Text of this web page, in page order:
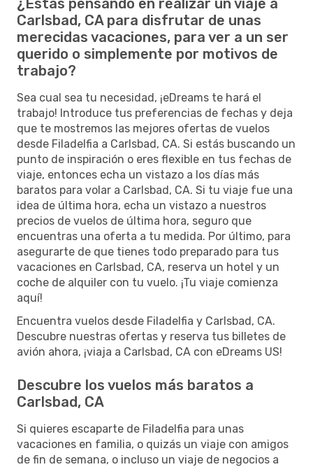
¿Estas pensando en realizar un viaje a
Carlsbad, CA para disfrutar de unas
merecidas vacaciones, para ver a un ser
querido o simplemente por motivos de
trabajo?
Sea cual sea tu necesidad, ¡eDreams te hará el
trabajo! Introduce tus preferencias de fechas y deja
que te mostremos las mejores ofertas de vuelos
desde Filadelfia a Carlsbad, CA. Si estás buscando un
punto de inspiración o eres flexible en tus fechas de
viaje, entonces echa un vistazo a los días más
baratos para volar a Carlsbad, CA. Si tu viaje fue una
idea de última hora, echa un vistazo a nuestros
precios de vuelos de última hora, seguro que
encuentras una oferta a tu medida. Por último, para
asegurarte de que tienes todo preparado para tus
vacaciones en Carlsbad, CA, reserva un hotel y un
coche de alquiler con tu vuelo. ¡Tu viaje comienza
aquí!
Encuentra vuelos desde Filadelfia y Carlsbad, CA.
Descubre nuestras ofertas y reserva tus billetes de
avión ahora, ¡viaja a Carlsbad, CA con eDreams US!
Descubre los vuelos más baratos a
Carlsbad, CA
Si quieres escaparte de Filadelfia para unas
vacaciones en familia, o quizás un viaje con amigos
de fin de semana, o incluso un viaje de negocios a